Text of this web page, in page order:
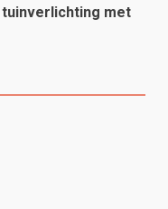
met